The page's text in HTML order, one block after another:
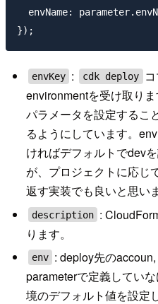
envName:
envKey : cdk deploy
environmentを受け取り
パラメータを設定するこ
るようにしています。
ければデフォルトでdev
が、プロジェクトに応じ
返す実装でも良いと思いま
description :
ります。
env : deploy先のaccoun,
parameterで定義してい
境のデフォルト値を設定